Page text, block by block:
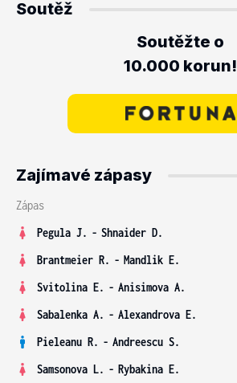
Soutěž
Soutěžte o
10.000 korun!
Zajímavé zápasy
Zápas
Pegula J. - Shnaider D.
Brantmeier R. - Mandlik E.
Svitolina E. - Anisimova A.
Sabalenka A. - Alexandrova E.
Pieleanu R. - Andreescu S.
Samsonova L. - Rybakina E.